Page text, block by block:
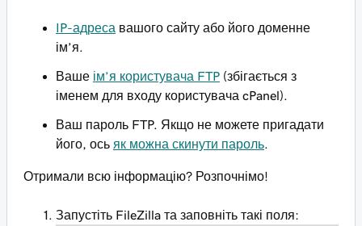
IP-адреса вашого сайту або його доменне
ім’я.
Ваше ім’я користувача FTP (збігається з
іменем для входу користувача cPanel).
Ваш пароль FTP. Якщо не можете пригадати
його, ось як можна скинути пароль
Отримали всю інформацію? Розпочнімо!
Запустіть FileZilla та заповніть такі поля: